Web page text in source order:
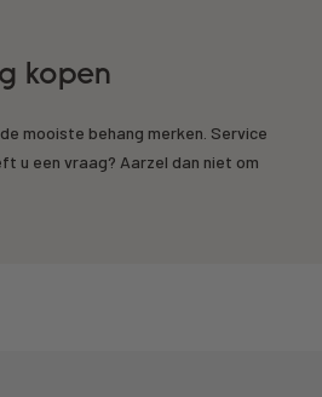
kopen
mooiste behang merken. Service
u een vraag? Aarzel dan niet om